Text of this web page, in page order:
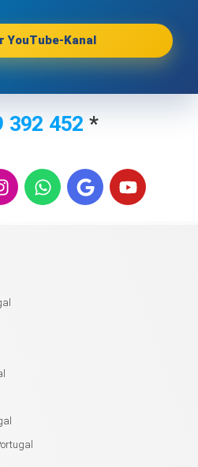
YouTube-Kanal
392 452 *
W
h
G
o
Y
o